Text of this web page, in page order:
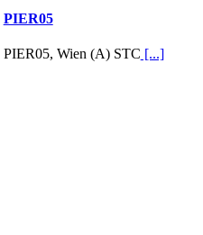
PIER05
PIER05, Wien (A) STC [...]